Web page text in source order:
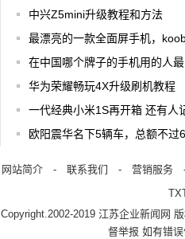
中兴Z5mini升级教程和方法
最漂亮的一款全面屏手机，
在中国哪个牌子的手机用的人
华为荣耀畅玩4X升级刷机教程
一代经典小米1S再开箱 还有人
欧阳震华名下5辆车，总额不过
网站简介- 联系我们 - 营销服务
Copyright.2002-2019 江苏企业新闻网
督举报 如有错